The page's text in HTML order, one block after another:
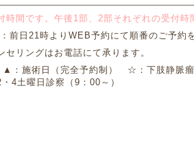
時間です。午後1部、2部それぞれの受付時
前日21時よりWEB予約にて順番のご予約
セリングはお電話にて承ります。
：施術日（完全予約制） ☆：下肢静脈瘤
4土曜日診察（9：00～）